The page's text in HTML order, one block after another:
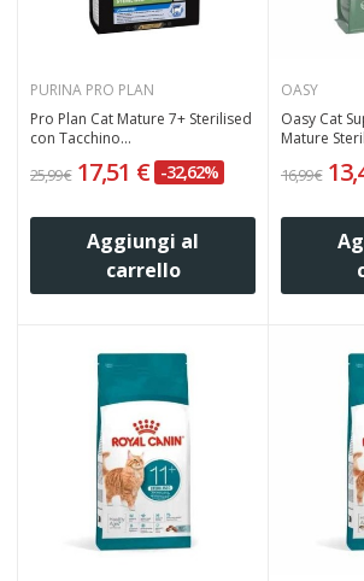
PURINA PRO PLAN
Pro Plan Cat Mature 7+ Sterilised
con Tacchino...
25,99 € 17,51 € -32,62%
Aggiungi al
carrello
OASY
Oasy Cat
Mature
16,99 €